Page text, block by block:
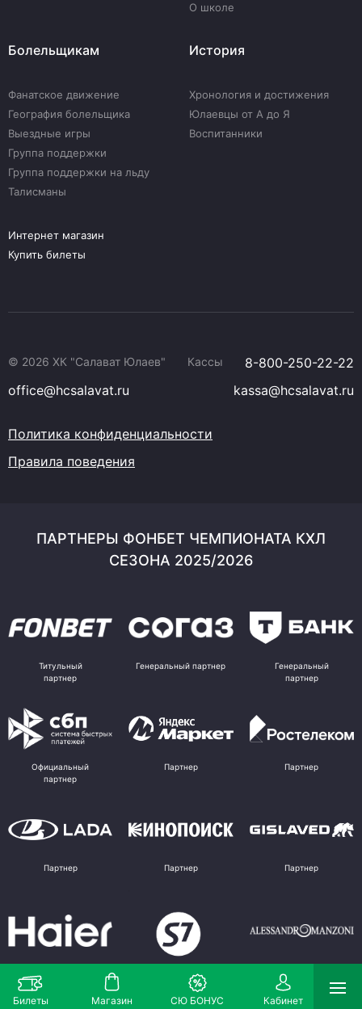
Билеты Магазин СЮ БОНУС Кабинет
О школе
Болельщикам
Фанатское движение
География болельщика
Выездные игры
Группа поддержки
Группа поддержки на льду
Талисманы
История
Хронология и достижения
Юлаевцы от А до Я
Воспитанники
Интернет магазин
Купить билеты
© 2026 ХК "Салават Юлаев" Кассы
8-800-250-22-22
office@hcsalavat.ru
kassa@hcsalavat.ru
Политика конфиденциальности
Правила поведения
ПАРТНЕРЫ ФОНБЕТ ЧЕМПИОНАТА КХЛ
СЕЗОНА 2025/2026
Титульный
партнер
Генеральный партнер
Генеральный
партнер
Официальный
партнер
Партнер Партнер
Партнер Партнер Партнер